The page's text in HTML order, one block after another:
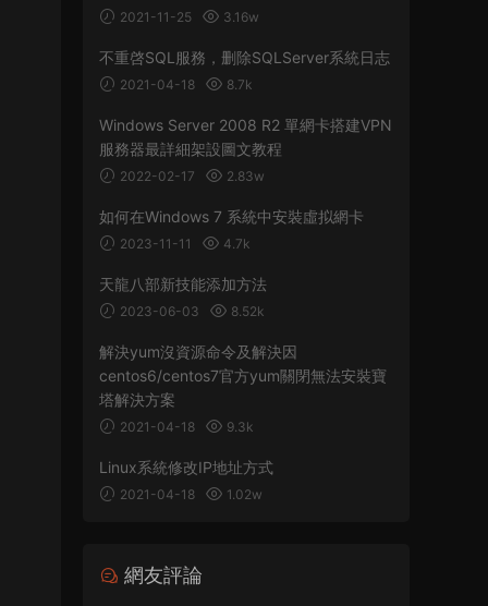
2021-11-25 3.16w
不重啓SQL服務，删除SQLServer系統日志
2021-04-18 8.7k
Windows Server 2008 R2 單網卡搭建VPN
服務器最詳細架設圖文教程
2022-02-17 2.83w
如何在Windows 7 系統中安裝虛拟網卡
2023-11-11 4.7k
天龍八部新技能添加方法
2023-06-03 8.52k
解決yum沒資源命令及解決因
centos6/centos7官方yum關閉無法安裝寶
塔解決方案
2021-04-18 9.3k
Linux系統修改IP地址方式
2021-04-18 1.02w
網友評論